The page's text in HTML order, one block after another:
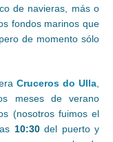
de navieras, más o
fondos marinos que
de momento sólo
Cruceros do Ulla
meses de verano
(nosotros fuimos el
10:30del puerto y